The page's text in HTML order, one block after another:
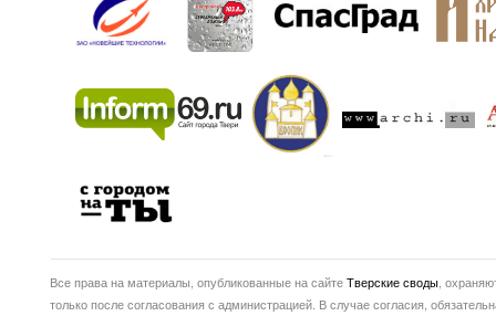
Все права на материалы, опубликованные на сайтеТверские своды ,
только после согласования с администрацией. В случае согласия,